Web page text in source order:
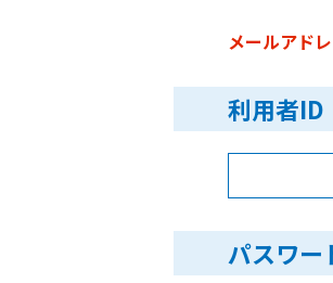
メールアド
利用者ID
パスワー